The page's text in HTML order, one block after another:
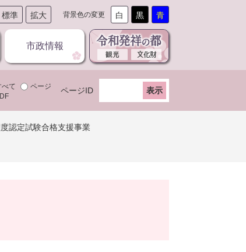
標準 拡大 背景色の変更 白 黒 青
市政情報
べて
ページ
ページID
認定試験合格支援事業